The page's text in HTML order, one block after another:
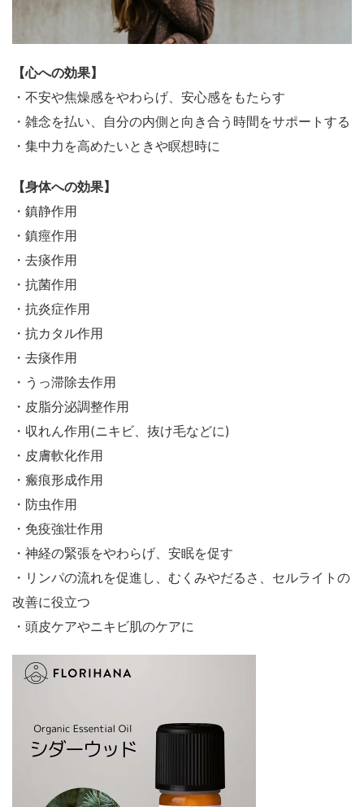
【心への効果】
・不安や焦燥感をやわらげ、安心感をもたらす
・雑念を払い、自分の内側と向き合う時間をサポートする
・集中力を高めたいときや瞑想時に
【身体への効果】
・鎮静作用
・鎮痙作用
・去痰作用
・抗菌作用
・抗炎症作用
・抗カタル作用
・去痰作用
・うっ滞除去作用
・皮脂分泌調整作用
・収れん作用(ニキビ、抜け毛などに)
・皮膚軟化作用
・瘢痕形成作用
・防虫作用
・免疫強壮作用
・神経の緊張をやわらげ、安眠を促す
・リンパの流れを促進し、むくみやだるさ、セルライトの
改善に役立つ
・頭皮ケアやニキビ肌のケアに